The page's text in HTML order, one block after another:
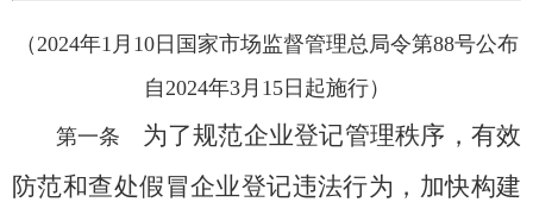
（2024年1月10日国家市场监督管理总局令第88号公布
自2024年3月15日起施行）
第一条
为了规范企业登记管理秩序，有效
防范和查处假冒企业登记违法行为，加快构建